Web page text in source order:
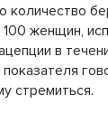
количество
женщин,
в
стремиться.